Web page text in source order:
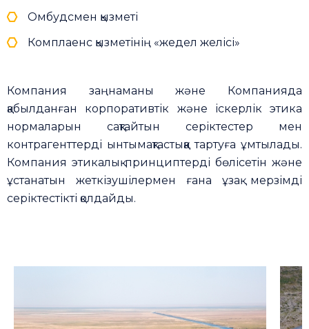
Омбудсмен қызметі
Комплаенс қызметінің «жедел желісі»
Компания заңнаманы және Компанияда
қабылданған корпоративтік және іскерлік этика
нормаларын сақтайтын серіктестер мен
контрагенттерді ынтымақтастыққа тартуға ұмтылады.
Компания этикалық принциптерді бөлісетін және
ұстанатын жеткізушілермен ғана ұзақ мерзімді
серіктестікті қолдайды.